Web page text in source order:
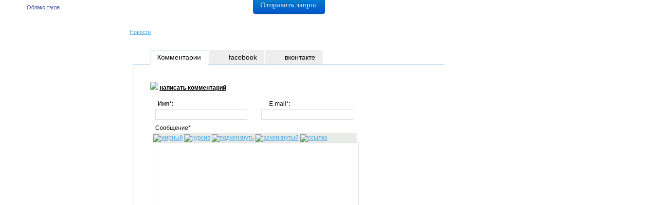
Облако тэгов
Отправить запрос
Новости
Комментарии
написать комментарий
Имя*: E-mail*:
Сообщение*
facebook вконтакте